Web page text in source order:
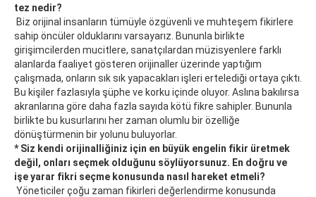
tez nedir?
Biz orijinal insanların tümüyle özgüvenli ve muhteşem fikirlere
sahip öncüler olduklarını varsayarız. Bununla birlikte
girişimcilerden mucitlere, sanatçılardan müzisyenlere farklı
alanlarda faaliyet gösteren orijinaller üzerinde yaptığım
çalışmada, onların sık sık yapacakları işleri ertelediği ortaya çıktı.
Bu kişiler fazlasıyla şüphe ve korku içinde oluyor. Aslına bakılırsa
akranlarına göre daha fazla sayıda kötü fikre sahipler. Bununla
birlikte bu kusurlarını her zaman olumlu bir özelliğe
dönüştürmenin bir yolunu buluyorlar.
* Siz kendi orijinalliğiniz için en büyük engelin fikir üretmek
değil, onları seçmek olduğunu söylüyorsunuz. En doğru ve
işe yarar fikri seçme konusunda nasıl hareket etmeli?
Yöneticiler çoğu zaman fikirleri değerlendirme konusunda